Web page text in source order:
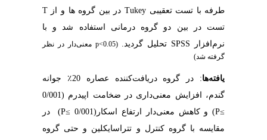
طرفه با تست تعقیبیTukey در بین گروه ها و ازT
تست در بین دو گروه درمانی استفاده شد و با
نرم‌افزار
SPSS تحلیل گردید.
(p<0.05 معنی‌دار در نظر
گرفته شد)
یافته‌ها: در گروه دریافت‌کننده عصاره 20 ٪ جوانه
گندم، افزایش معنی‌داری در ضخامت اپیدرم (0/001
P≤) و کاهش معنی‌دار ارتفاع اسکار(0/001
P≤
)
در
مقایسه با گروه کنترل و تتراسایکلین و حتی گروه